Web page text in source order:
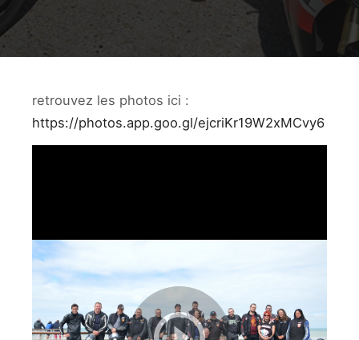
retrouvez les photos ici :
https://photos.app.goo.gl/ejcriKr19W2xMCvy6